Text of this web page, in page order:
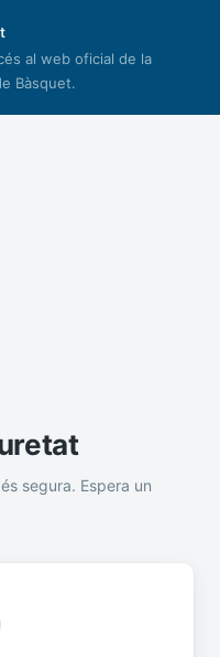
al web oficial de la
Bàsquet.
segura. Espera un